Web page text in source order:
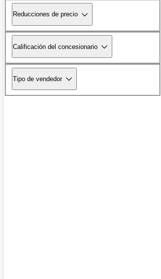
Reducciones de precio
Calificación del concesionario
Tipo de vendedor